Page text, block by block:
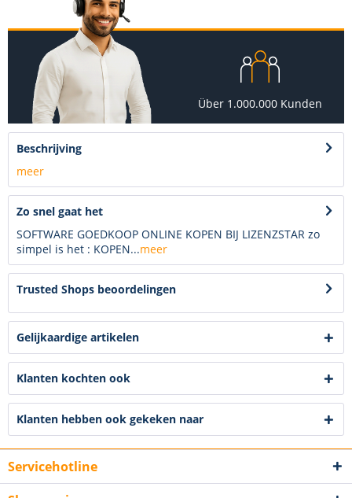
Über 1.000.000 Kunden
Beschrijving
meer
Zo snel gaat het
SOFTWARE GOEDKOOP ONLINE KOPEN BIJ LIZENZSTAR zo
simpel is het : KOPEN...meer
Trusted Shops beoordelingen
Gelijkaardige artikelen
Klanten kochten ook
Klanten hebben ook gekeken naar
Servicehotline